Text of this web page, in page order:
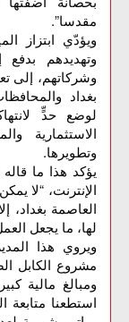
مقدسا”.
ويؤدّي ابتزاز
وتهديدهم
وشركاتهم، إلى
بغداد
لوضع حدٍّ
الاستثمارية
وتطويرها.
يؤكد هذا ما
الإنترنت، “لا
العاصمة بغداد،
لها، ما يجعل
ويروي هذا
مشروع الكابل
ومبالغ مالية
استطعنا